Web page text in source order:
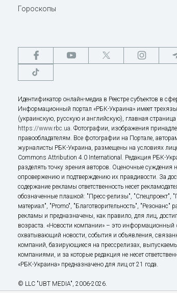
Гороскопы
Идентификатор онлайн-медиа в Реестре субъектов в
Информационный портал «РБК-Украина» имеет
(украинскую, русскую и английскую), главная
https://www.rbc.ua. Фотографии, изображения
правообладателям. Все фотографии на Портале,
журналисты РБК-Украина, размещены на условиях
Commons Attribution 4.0 International. Редакция РБК-
разделять точку зрения авторов. Оценочные суждения
опровержению и подтверждению их правдивости. За
содержание рекламы ответственность несет
обозначенные плашкой: "Пресс-релизы", "Спецпроект",
материал", "Promo", "Благотворительность", "Резонанс"
рекламы и предназначены, как правило, для лиц,
возраста. «Новости компании» – это информационный
охватывающий новости, события и объявления,
компаний, базирующиеся на прессрелизах,
компаниями, и за которые редакция не несет
«РБК-Украина» предназначено для лиц от 21 года.
© LLC "UBT MEDIA", 2006-2026.